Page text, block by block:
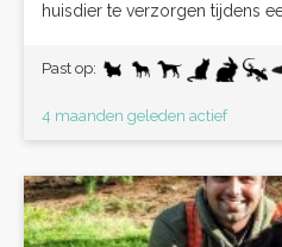
huisdier te verzorgen tijdens
Past op:
4 maanden geleden actief